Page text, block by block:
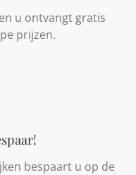
u ontvangt gratis
prijzen.
bespaart u op de